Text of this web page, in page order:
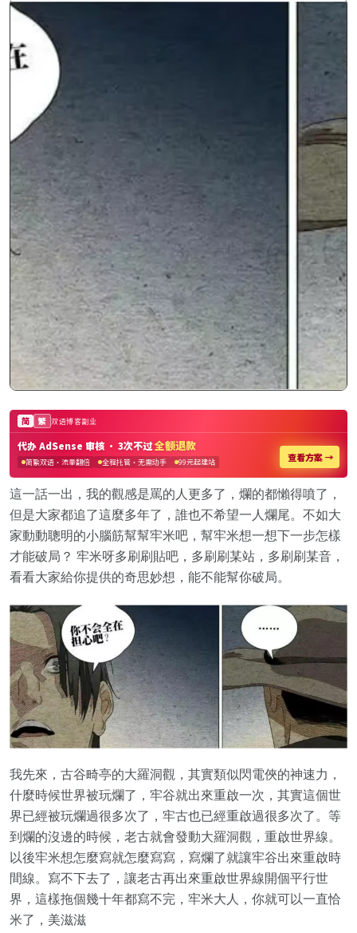
這一話一出，我的觀感是罵的人更多了，爛的都懶得噴了，
但是大家都追了這麼多年了，誰也不希望一人爛尾。不如大
家動動聰明的小腦筋幫幫牢米吧，幫牢米想一想下一步怎樣
才能破局？ 牢米呀多刷刷貼吧，多刷刷某站，多刷刷某音，
看看大家給你提供的奇思妙想，能不能幫你破局。
我先來，古谷畸亭的大羅洞觀，其實類似閃電俠的神速力，
什麼時候世界被玩爛了，牢谷就出來重啟一次，其實這個世
界已經被玩爛過很多次了，牢古也已經重啟過很多次了。等
到爛的沒邊的時候，老古就會發動大羅洞觀，重啟世界線。
以後牢米想怎麼寫就怎麼寫寫，寫爛了就讓牢谷出來重啟時
間線。寫不下去了，讓老古再出來重啟世界線開個平行世
界，這樣拖個幾十年都寫不完，牢米大人，你就可以一直恰
米了，美滋滋